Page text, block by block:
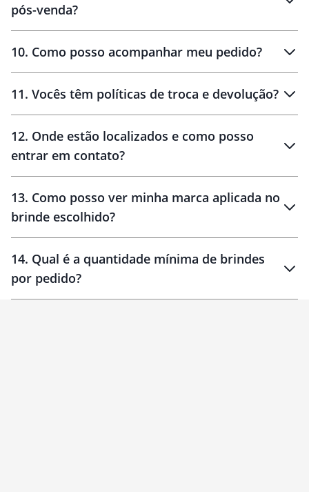
amostras
pós-venda?
10. Como posso acompanhar meu pedido?
11. Vocês têm políticas de troca e devolução?
30 dias
12. Onde estão localizados e como posso
entrar em contato?
13. Como posso ver minha marca aplicada no
brinde escolhido?
14. Qual é a quantidade mínima de brindes
por pedido?